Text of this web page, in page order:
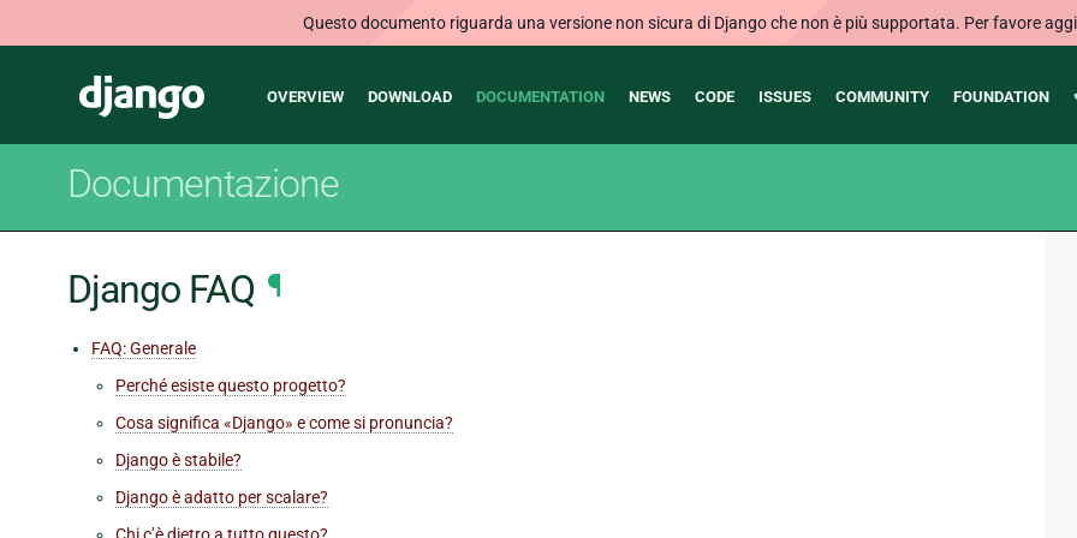
Questo documento riguarda una versione non sicura di Django che non è più supportata. Per favore
Django
Main
OVERVIEW DOWNLOAD DOCUMENTATION NEWS CODE ISSUES COMMUNITY FOUNDATION
Documentazione
Django FAQ ¶
FAQ: Generale
Perché esiste questo progetto?
Cosa significa «Django» e come si pronuncia?
Django è stabile?
Django è adatto per scalare?
Chi c’è dietro a tutto questo?